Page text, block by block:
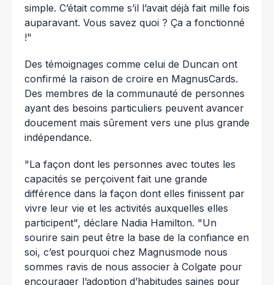
simple. C’était comme s’il l’avait déjà fait mille fois
auparavant. Vous savez quoi ? Ça a fonctionné
!"
Des témoignages comme celui de Duncan ont
confirmé la raison de croire en MagnusCards.
Des membres de la communauté de personnes
ayant des besoins particuliers peuvent avancer
doucement mais sûrement vers une plus grande
indépendance.
"La façon dont les personnes avec toutes les
capacités se perçoivent fait une grande
différence dans la façon dont elles finissent par
vivre leur vie et les activités auxquelles elles
participent", déclare Nadia Hamilton. "Un
sourire sain peut être la base de la confiance en
soi, c’est pourquoi chez Magnusmode nous
sommes ravis de nous associer à Colgate pour
encourager l’adoption d’habitudes saines pour